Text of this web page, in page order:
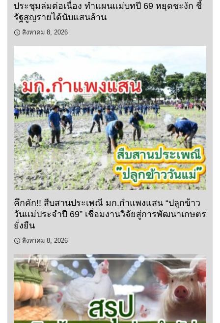
ประชุมล่มต่อเนื่อง ทำแผนแม่บทปี 69 หยุดชะงัก ชี้
รัฐสูญรายได้นับแสนล้าน
สิงหาคม 8, 2026
คึกคัก!! สืบสานประเพณี มก.กำแพงแสน “ปลูกข้าว
วันแม่ประจำปี 69” เชื่อมงานวิจัยสู่การพัฒนาเกษตร
ยั่งยืน
สิงหาคม 8, 2026